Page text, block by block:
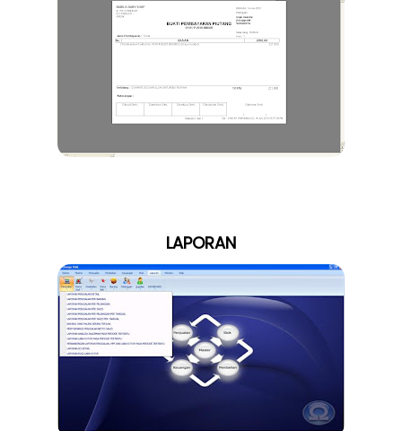
LAPORAN